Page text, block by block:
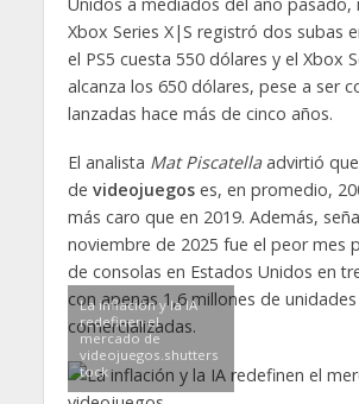
Xbox Series X|S registró dos subas
el PS5 cuesta 550 dólares y el Xbox
alcanza los 650 dólares, pese a ser
lanzadas hace más de cinco años.
El analista Mat Piscatellaadvirtió
de videojuegoses, en promedio,
más caro que en 2019. Además,
noviembre de 2025 fue el peor mes
de consolas en Estados Unidos en
con apenas 1,6 millones de unidades
comercializadas.
La inflación y la IA
redefinen el
mercado de
videojuegos.shutters
tock